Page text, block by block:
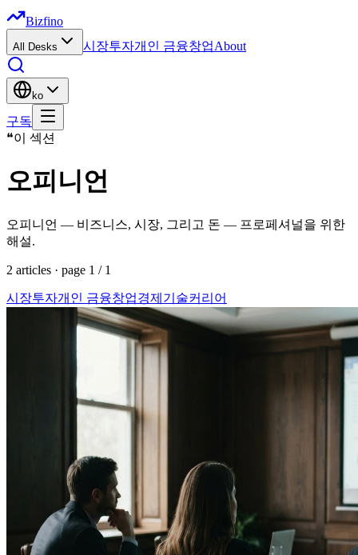
Bizfino
All Desks 시장투자개인 금융창업About
ko
구독
❝이 섹션
오피니언
오피니언 — 비즈니스, 시장, 그리고 돈 — 프로페셔널을 위한
해설.
2 articles · page 1 / 1
시장투자개인 금융창업경제 기술커리어